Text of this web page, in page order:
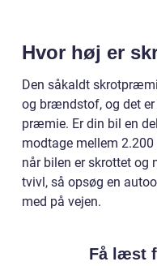
Hvor høj er
Den såkaldt
og brændstof, og det er
præmie. Er din bil en
modtage mellem
når bilen er skrottet og
tvivl, så opsøg en
med på vejen.
Få læst